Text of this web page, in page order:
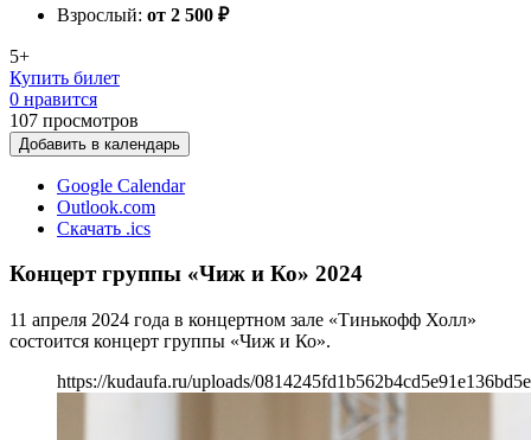
Взрослый: от 2 500 ₽
5+
Купить билет
0 нравится
107 просмотров
Добавить в календарь
Google Calendar
Outlook.com
Скачать .ics
Концерт группы «Чиж и Ко» 2024
11 апреля 2024 года в концертном зале «Тинькофф Холл»
состоится концерт группы «Чиж и Ко».
https://kudaufa.ru/uploads/